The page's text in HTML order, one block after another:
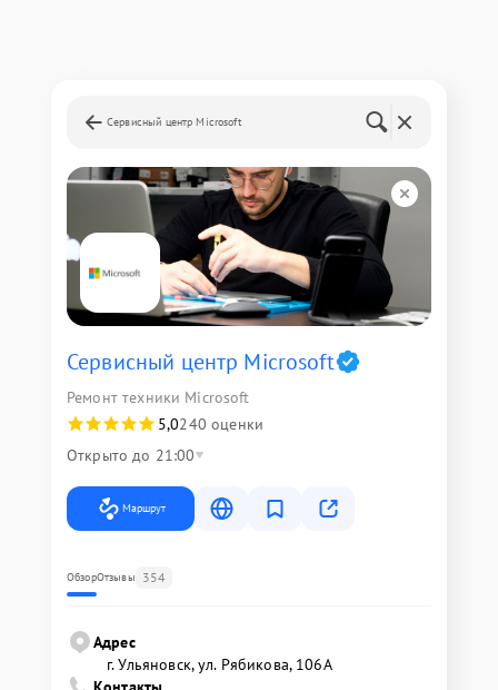
Сервисный центр Microsoft
Сервисный центр Microsoft
Ремонт техники Microsoft
5,0240 оценки
Открыто до 21:00
Маршрут
ОбзорОтзывы 354
Адрес
г. Ульяновск, ул. Рябикова, 106А